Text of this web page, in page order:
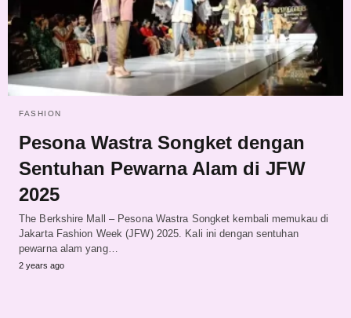
FASHION
Pesona Wastra Songket dengan
Sentuhan Pewarna Alam di JFW
2025
The Berkshire Mall – Pesona Wastra Songket kembali memukau di
Jakarta Fashion Week (JFW) 2025. Kali ini dengan sentuhan
pewarna alam yang…
2 years ago